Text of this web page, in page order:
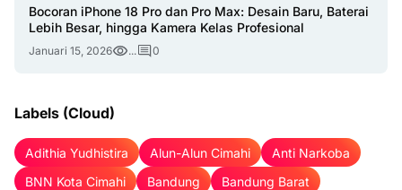
Bocoran iPhone 18 Pro dan Pro Max: Desain Baru, Baterai
Lebih Besar, hingga Kamera Kelas Profesional
Januari 15, 2026 ... 0
Labels (Cloud)
Adithia Yudhistira Alun-Alun Cimahi
Anti Narkoba
BNN Kota Cimahi
Bandung
Bandung Barat